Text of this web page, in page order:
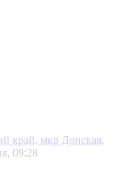
край, мкр Донская,
09:28